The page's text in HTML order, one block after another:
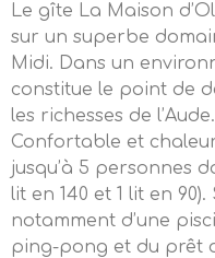
Le gîte La Maison
sur un superbe
Midi. Dans un
constitue le point de
les richesses de l’Aude.
Confortable et
jusqu’à 5 personnes
lit en 140 et 1 lit en
notamment d’une
ping-pong et du prêt